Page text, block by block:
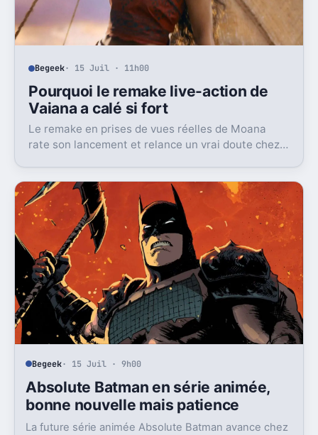
Begeek· 15 Juil · 11h00
Pourquoi le remake live-action de
Vaiana a calé si fort
Le remake en prises de vues réelles de Moana
rate son lancement et relance un vrai doute chez
Begeek· 15 Juil · 9h00
Absolute Batman en série animée,
bonne nouvelle mais patience
La future série animée Absolute Batman avance chez